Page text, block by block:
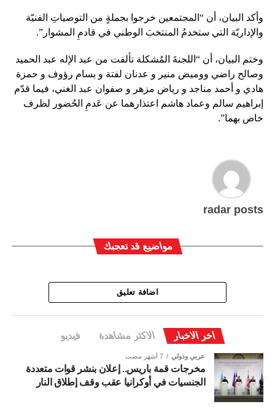
وأكد البيان، أن “المجتمعين خرجوا بجملةٍ من التوصياتِ الفنيّة
والإداريّة التي ستخدمُ المنتخبَ الوطني في قادمِ المشوار”.
وختم البيان، أن “اللجنةَ المُشكلة تألفت من عبد الإله عبد الحميد
وصالح راضي ووميض منير و عدنان لفتة و بسام رؤوف و حمزة
هادي و أحمد مناجد و رياض مزهر و صفوان عبد الغني، فيما قدّم
إبراهيم سالم وعماد هاشم اعتذارهما عن عَدمِ الحُضور لظرف
خاص بهما”.
radar posts
مواضيع قد تعجبك
اضافة تعليق
اخر الاخبار الاكثر مشاهدة فيديو
عربي ودولي 7 أشهر مضت
مخرجات قمة باريس.. إعلان بنشر قوات متعددة
الجنسيات في أوكرانيا عقب وقف إطلاق النار